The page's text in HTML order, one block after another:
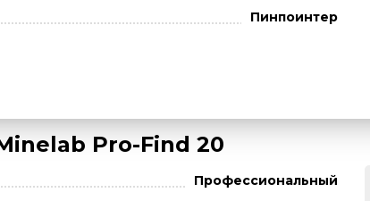
Пинпоинтер
Pro-Find 20
Профессиональный